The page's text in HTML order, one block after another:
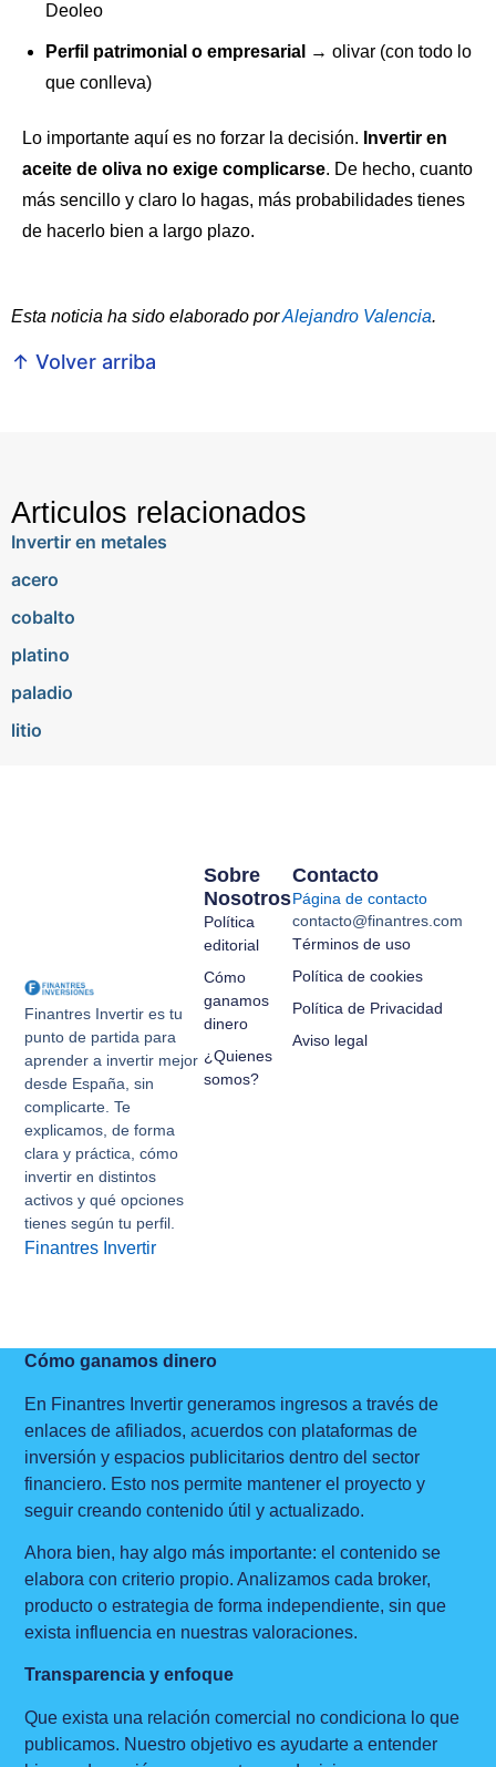
Deoleo
Perfil patrimonial o empresarial
→ olivar (con todo lo
que conlleva)
Lo importante aquí es no forzar la decisión. Invertir en
aceite de oliva no exige complicarse. De hecho, cuanto
más sencillo y claro lo hagas, más probabilidades tienes
de hacerlo bien a largo plazo.
Esta noticia ha sido elaborado porAlejandro Valencia.
↑ Volver arriba
Articulos relacionados
Invertir en metales
acero
cobalto
platino
paladio
litio
Finantres Invertir es tu
punto de partida para
aprender a invertir mejor
desde España, sin
complicarte. Te
explicamos, de forma
clara y práctica, cómo
invertir en distintos
activos y qué opciones
tienes según tu perfil.
Finantres Invertir
Sobre
Nosotros
Política
editorial
Cómo
ganamos
dinero
¿Quienes
somos?
Contacto
Página de contacto
contacto@finantres.com
Términos de uso
Política de cookies
Política de Privacidad
Aviso legal
Cómo ganamos dinero
En Finantres Invertir generamos ingresos a través de
enlaces de afiliados, acuerdos con plataformas de
inversión y espacios publicitarios dentro del sector
financiero. Esto nos permite mantener el proyecto y
seguir creando contenido útil y actualizado.
Ahora bien, hay algo más importante: el contenido se
elabora con criterio propio. Analizamos cada broker,
producto o estrategia de forma independiente, sin que
exista influencia en nuestras valoraciones.
Transparencia y enfoque
Que exista una relación comercial no condiciona lo que
publicamos. Nuestro objetivo es ayudarte a entender